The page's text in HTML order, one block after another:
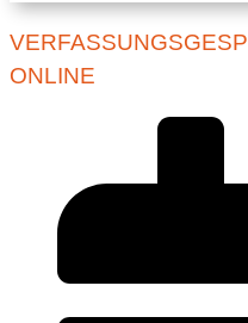
ONLINE